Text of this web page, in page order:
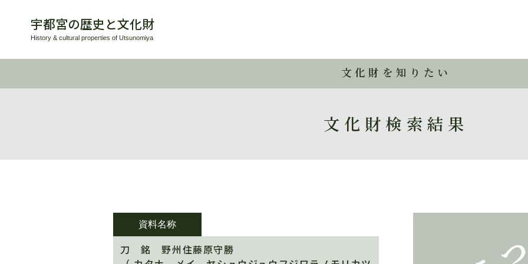
宇都宮の歴史と文化財
History & cultural properties of Utsunomiya
文化財を知りたい
文化財検索結果
資料名称
刀 銘 野州住藤原守勝